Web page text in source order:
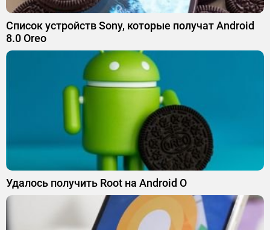
Список устройств Sony, которые получат Android
8.0 Oreo
Удалось получить Root на Android O